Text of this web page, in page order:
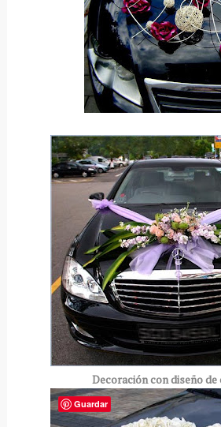
Decoracióncon diseño de
Guardar